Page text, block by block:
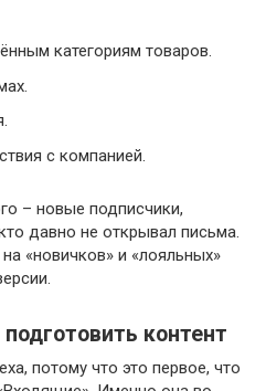
категориям товаров.
с компанией.
– новые подписчики,
давно не открывал письма.
«новичков» и «лояльных»
контент
потому что это первое, что